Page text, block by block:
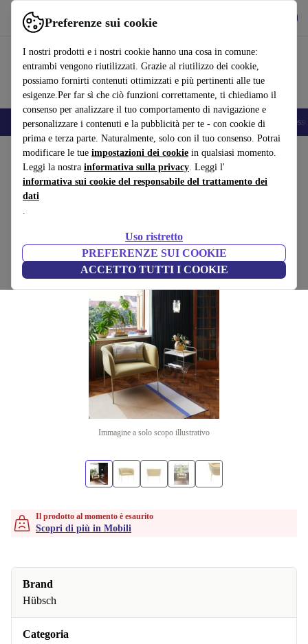
Preferenze sui cookie
I nostri prodotti e i nostri cookie hanno una cosa in comune:
entrambi vengono riutilizzati. Grazie al riutilizzo dei cookie,
possiamo fornirti contenuti ottimizzati e più pertinenti alle tue
esigenze.Per far sì che ciò funzioni correttamente, ti chiediamo il
consenso per analizzare il tuo comportamento di navigazione e
personalizzare i contenuti e la pubblicità per te - con cookie di
prima e terza parte. Naturalmente, solo con il tuo consenso. Potrai
modificare le tue impostazioni dei cookie in qualsiasi momento.
Leggi la nostra informativa sulla privacy. Leggi l'
informativa sui cookie del responsabile del trattamento dei
dati
.
Uso ristretto
PREFERENZE SUI COOKIE
ACCETTO TUTTI I COOKIE
Usa refurbed in modo rapido e semplice
🎒 Back to school Smartphone Portatili Tablet Smartwatch
Home Prodotti Casa Mobili
Eyrie Loungestuhl giallo
Immagine a solo scopo illustrativo
Il prodotto al momento è esaurito
Scopri di più in Mobili
Brand
Hübsch
Categoria